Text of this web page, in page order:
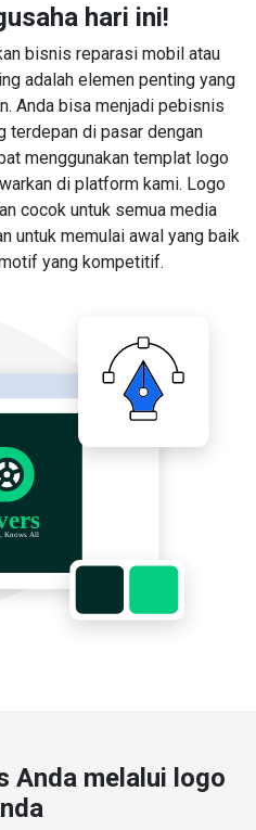
hari ini!
bisnis reparasi mobil atau
adalah elemen penting yang
Anda bisa menjadi pebisnis
terdepan di pasar dengan
menggunakan templat logo
di platform kami. Logo
cocok untuk semua media
untuk memulai awal yang baik
yang kompetitif.
Anda melalui logo